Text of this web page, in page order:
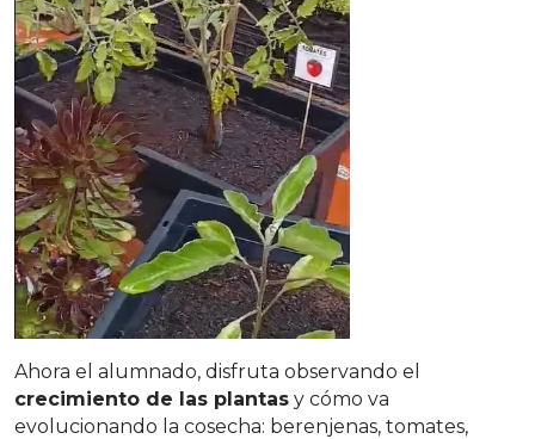
Ahora el alumnado, disfruta observando el
crecimiento de las plantas y cómo va
evolucionando la cosecha: berenjenas, tomates,